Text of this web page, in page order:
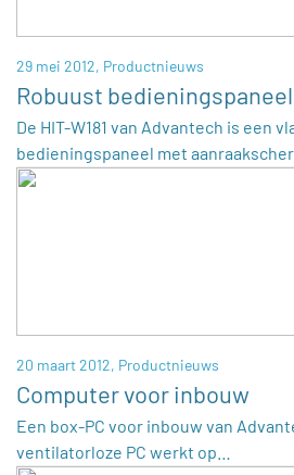
29 mei 2012, Productnieuws
Robuust bedieningspaneel
De HIT-W181 van Advantech is een
bedieningspaneel met
20 maart 2012, Productnieuws
Computer voor inbouw
Een box-PC voor inbouw van
ventilatorloze PC werkt op…